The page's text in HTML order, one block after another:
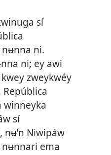
sí
nʉnna ni.
ni; ey awi
zweykwéy
winneyka
sí
nʉʼn Niwipáw
nʉnnari ema